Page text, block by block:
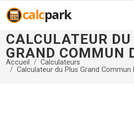
CALCULATEUR
GRAND COMMUN
Accueil
Calculateurs
Calculateur du Plus Grand Commun